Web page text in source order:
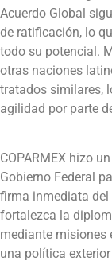
Acuerdo Global
de ratificación, lo
todo su potencial.
otras naciones
tratados similares,
agilidad por parte
COPARMEX hizo
Gobierno Federal
firma inmediata del
fortalezca la
mediante misiones
una política